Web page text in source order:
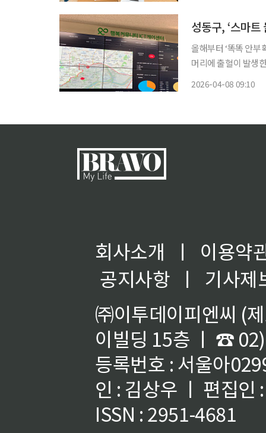
성동구, ‘스마
올해부터 ‘똑똑 안부확인’ 서
머리에 출혈이 발생
2026-04-08 09:10
회사소개 ㅣ
이용약
공지사항
ㅣ
기사제
㈜이투데이피엔씨 (
이빌딩 15층 ㅣ ☎
등록번호 : 서울아
인 : 김상우 ㅣ 편집인
ISSN : 2951-4681